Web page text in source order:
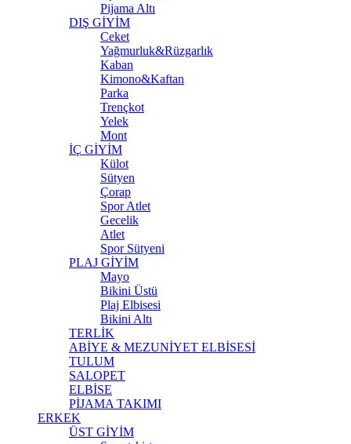
Pijama Altı
DIŞ GİYİM
Ceket
Yağmurluk&Rüzgarlık
Kaban
Kimono&Kaftan
Parka
Trençkot
Yelek
Mont
İÇ GİYİM
Külot
Sütyen
Çorap
Spor Atlet
Gecelik
Atlet
Spor Sütyeni
PLAJ GİYİM
Mayo
Bikini Üstü
Plaj Elbisesi
Bikini Altı
TERLİK
ABİYE & MEZUNİYET ELBİSESİ
TULUM
SALOPET
ELBİSE
PİJAMA TAKIMI
ERKEK
ÜST GİYİM